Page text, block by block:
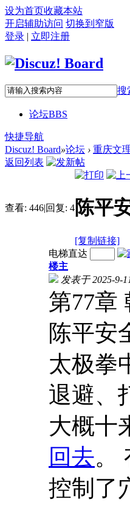
设为首页收藏本站
开启辅助访问 切换到窄版
登录 | 立即注册
搜
论坛BBS
快捷导航
Discuz! Board»论坛 › 重庆文
返回列表
查看: 446|回复: 4 陈平
[复制链接]
电梯直达
楼主
发表于 2025-9-
第77章
陈平安
太极拳
退避、
大概十
回去。
控制了